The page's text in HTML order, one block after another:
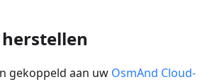
gekoppeld aan uw OsmAnd Cloud-